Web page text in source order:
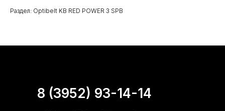
Раздел: Optibelt KB RED POWER 3 SPB
8 (3952) 93-14-14